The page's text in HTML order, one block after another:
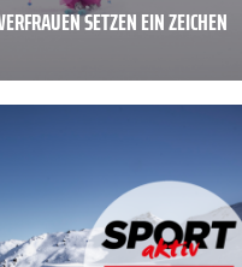
SETZEN EIN ZEICHEN